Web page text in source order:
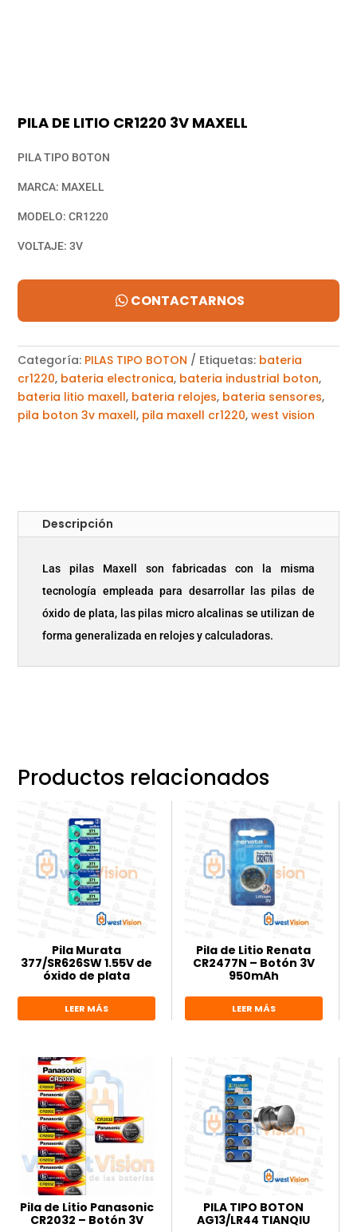
PILA DE LITIO CR1220 3V MAXELL
PILA TIPO BOTON
MARCA: MAXELL
MODELO: CR1220
VOLTAJE: 3V
CONTACTARNOS
Categoría: PILAS TIPO BOTON Etiquetas: bateria
cr1220, bateria electronica, bateria industrial boton,
bateria litio maxell, bateria relojes, bateria sensores,
pila boton 3v maxell, pila maxell cr1220,west vision
Descripción
Las pilas Maxell son fabricadas con la misma
tecnología empleada para desarrollar las pilas de
óxido de plata, las pilas micro alcalinas se utilizan de
forma generalizada en relojes y calculadoras.
Productos relacionados
Pila Murata
377/SR626SW 1.55V de
óxido de plata
LEER MÁS
Pila de Litio Renata
CR2477N – Botón 3V
950mAh
LEER MÁS
Pila de Litio Panasonic
CR2032 – Botón 3V
PILA TIPO BOTON
AG13/LR44 TIANQIU